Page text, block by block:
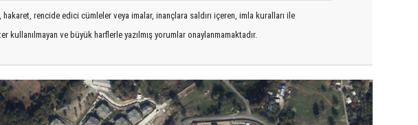
hakaret, rencide edici cümleler veya imalar, inançlara saldırı içeren, imla kuralları ile
kullanılmayan ve büyük harflerle yazılmış yorumlar onaylanmamaktadır.